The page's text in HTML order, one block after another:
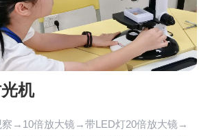
机
察→10倍放大镜→带LED灯20倍放大镜→